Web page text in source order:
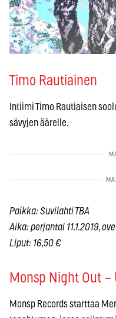
Timo Rautiainen
Intiimi Timo Rautiaisen
sävyjen äärelle.
Paikka: Suvilahti TBA
Aika: perjantai 11.1.2019,
Liput: 16,50 €
Monsp Night Out –
Monsp Records starttaa